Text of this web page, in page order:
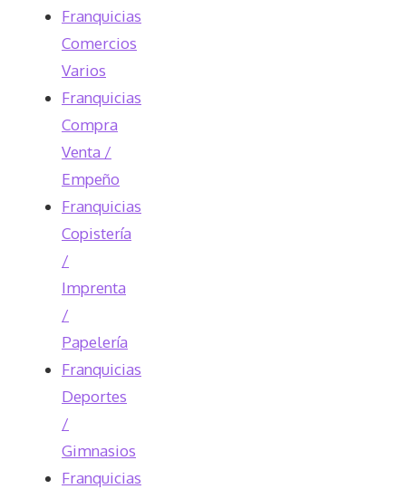
Franquicias
Comercios
Varios
Franquicias
Compra
Venta /
Empeño
Franquicias
Copistería
/
Imprenta
/
Papelería
Franquicias
Deportes
/
Gimnasios
Franquicias